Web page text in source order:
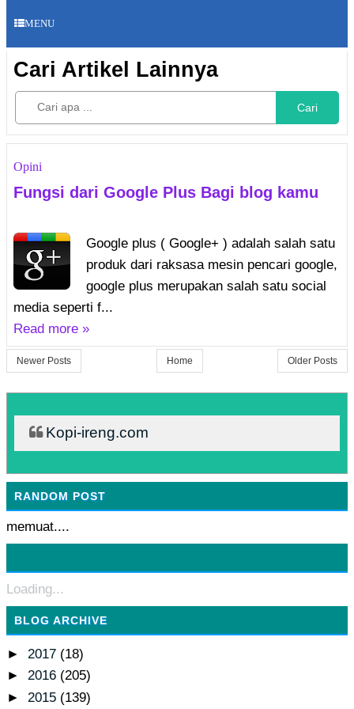
MENU
Cari Artikel Lainnya
Cari
Opini
Fungsi dari Google Plus Bagi blog kamu
Google plus ( Google+ ) adalah salah satu
produk dari raksasa mesin pencari google,
google plus merupakan salah satu social
media seperti f...
Read more »
Newer Posts Older Posts
Home
Kopi-ireng.com
RANDOM POST
memuat....
Loading...
BLOG ARCHIVE
► 2017 (18)
► 2016 (205)
► 2015 (139)